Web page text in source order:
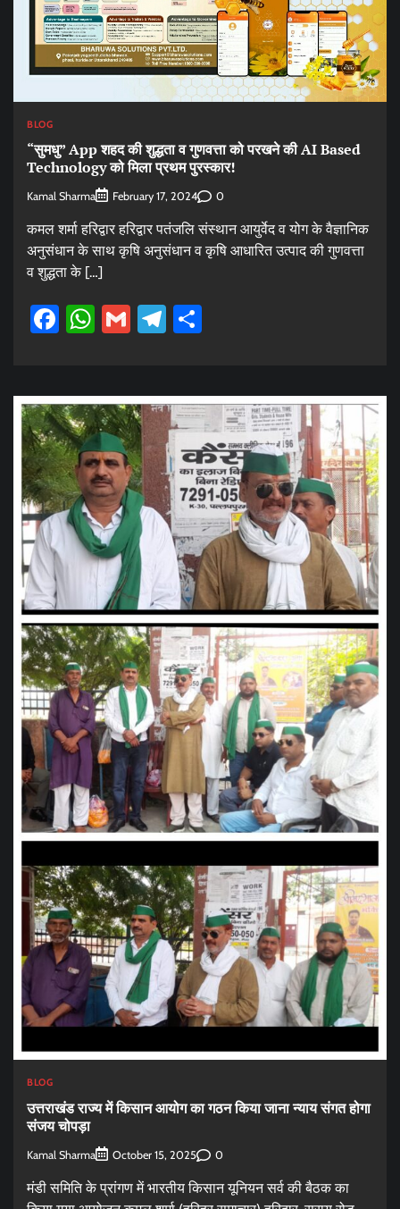
BLOG
“सुमधु” App शहद की शुद्धता व गुणवत्ता को परखने की AI Based
Technology को मिला प्रथम पुरस्कार!
Kamal Sharma February 17, 2024 0
कमल शर्मा हरिद्वार हरिद्वार पतंजलि संस्थान आयुर्वेद व योग के वैज्ञानिक
अनुसंधान के साथ कृषि अनुसंधान व कृषि आधारित उत्पाद की गुणवत्ता
व शुद्धता के […]
Facebook
WhatsApp
GmailTelegram
BLOG
उत्तराखंड राज्य में किसान आयोग का गठन किया जाना न्याय संगत होगा
संजय चोपड़ा
Kamal Sharma October 15, 2025 0
मंडी समिति के प्रांगण में भारतीय किसान यूनियन सर्व की बैठक का